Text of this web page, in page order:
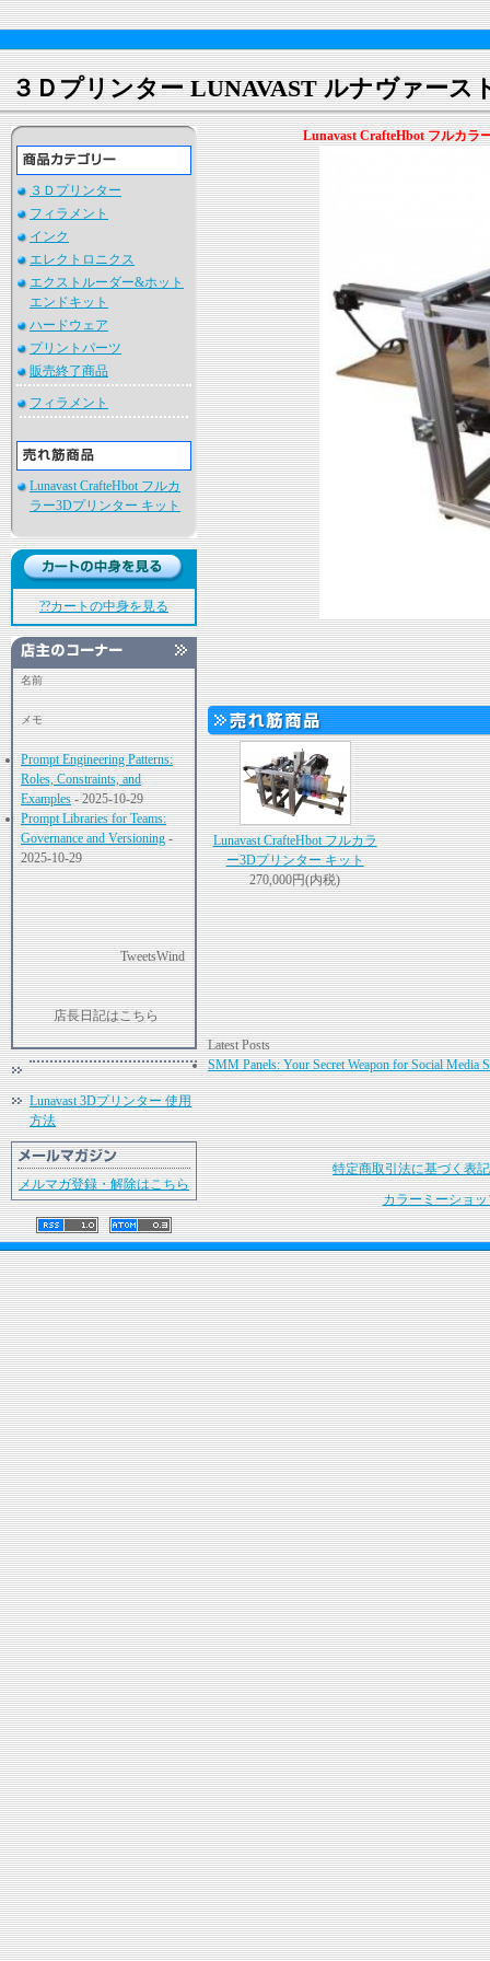
３Ｄプリンター LUNAVAST ルナヴァース
３Ｄプリンター
フィラメント
インク
エレクトロニクス
エクストルーダー&ホット
エンドキット
ハードウェア
プリントパーツ
販売終了商品
フィラメント
Lunavast CrafteHbot フルカ
ラー3Dプリンター キット
??カートの中身を見る
名前
メモ
Prompt Engineering Patterns:
Roles, Constraints, and
Examples- 2025-10-29
Prompt Libraries for Teams:
Governance and Versioning-
2025-10-29
TweetsWind
店長日記はこちら
Lunavast 3Dプリンター 使用
方法
メルマガ登録・解除はこちら
Lunavast CrafteHbot フルカラ
Lunavast CrafteHbot フルカラ
ー3Dプリンター キット
270,000円(内税)
Latest Posts
SMM Panels: Your Secret Weapon for Social Media
特定商取引法に基づく表記
カラーミーショッ